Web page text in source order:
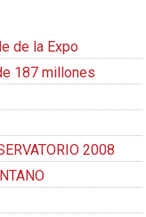
de la Expo
187 millones
2008